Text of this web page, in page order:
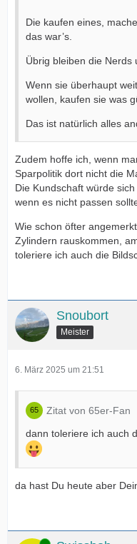
Die kaufen eines,
das war’s.
Übrig bleiben die Nerds
Wenn sie überhaupt
wollen, kaufen sie was
Das ist natürlich alles
Zudem hoffe ich, wenn
Sparpolitik dort nicht die
Die Kundschaft würde
wenn es nicht passen
Wie schon öfter
Zylindern rauskommen,
toleriere ich auch die
Snoubort
Meister
6. März 2025 um 21:51
Zitat von 65er-Fan
dann toleriere ich auch
da hast Du heute aber